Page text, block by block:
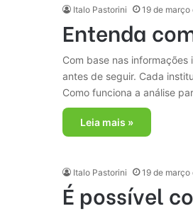
Italo Pastorini 19 de março
Entenda
Com base nas
antes de seguir. Cada
Como funciona a análise
Leia mais »
Italo Pastorini 19 de março
É possível